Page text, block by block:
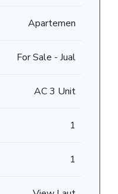
Apartemen
For Sale - Jual
AC 3 Unit
1
1